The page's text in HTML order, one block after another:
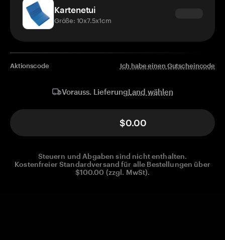
Kartenetui
Größe: 10x7.5x1cm
Aktionscode Ich habe einen Gutscheincode
Vorauss. LieferungLand wählen
$0.00
Steuern und Abgaben sind nicht enthalten.
Kostenfreier Standardversand für alle Bestellungen über
$100.00 (zzgl. MwSt).